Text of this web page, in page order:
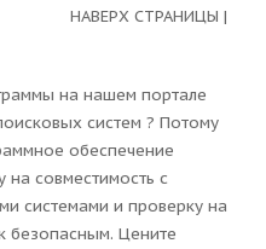
НАВЕРХ СТРАНИЦЫ |
на нашем портале
систем ? Потому
обеспечение
совместимость с
системами и проверку на
безопасным. Цените